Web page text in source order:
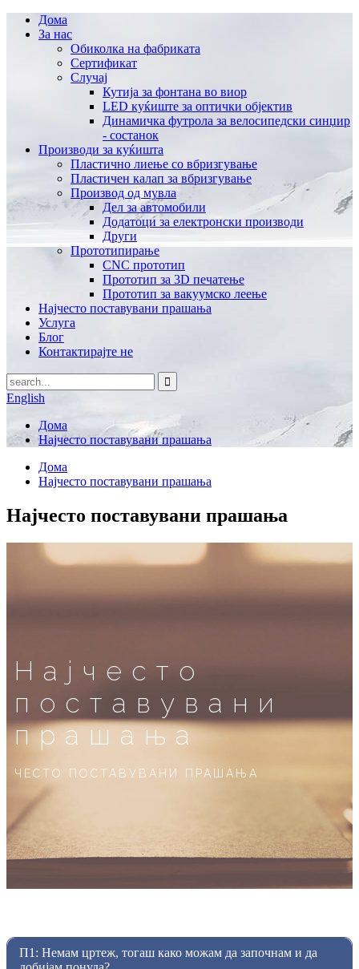
Дома
За нас
Обиколка на фабриката
Сертификат
Случај
Кутија за фонтана во виор
LED куќиште за оптички објектив
Динамичка футрола за велосипедски синџир
- состанок
Производи за куќишта
Пластично лиење со вбризгување
Пластичен калап за вбризгување
Производ од мувла
Дел за автомобили
Додатоци за електронски производи
Други
Прототипирање
CNC прототип
Прототип за 3D печатење
Прототип за вакуумско леење
Најчесто поставувани прашања
Услуга
Блог
Контактирајте не
English
Дома
Најчесто поставувани прашања
Дома
Најчесто поставувани прашања
Најчесто поставувани прашања
Најчесто
поставувани
прашања
ЧЕСТО ПОСТАВУВАНИ ПРАШАЊА
П1: Немам цртеж, тогаш како можам да започнам и да